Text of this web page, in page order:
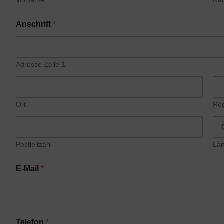
Anschrift *
Adresse Zeile 1
Ort
Postleitzahl
E-Mail *
Telefon *